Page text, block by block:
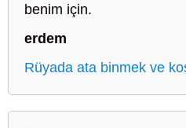
benim için.
erdem
Rüyada ata binmek ve